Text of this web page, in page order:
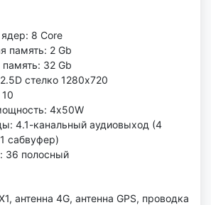
8 Core
память: 2 Gb
32 Gb
стелко 1280x720
4x50W
4.1-канальный аудиовыход (4
сабвуфер)
36 полосный
антенна 4G, антенна GPS, проводка